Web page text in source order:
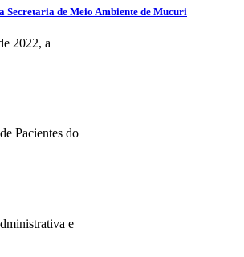
Secretaria de Meio Ambiente de Mucuri
2022, a
Pacientes do
e